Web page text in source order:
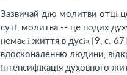
Зазвичай дію молитви отці
суті, молитва -- це подих
немає і життя в дусі» [9, с.
вдосконаленню людини,
інтенсифікація духовного